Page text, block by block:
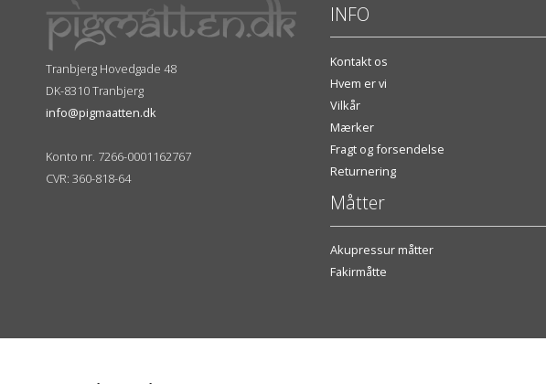
Tranbjerg Hovedgade 48
DK-8310 Tranbjerg
info@pigmaatten.dk
Konto nr. 7266-0001162767
CVR: 360-818-64
INFO
Kontakt os
Hvem er vi
Vilkår
Mærker
Fragt og forsendelse
Returnering
Måtter
Akupressur måtter
Fakirmåtte